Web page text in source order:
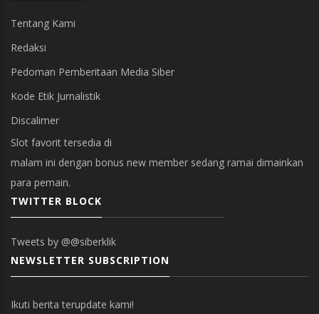
Tentang Kami
Redaksi
Pedoman Pemberitaan Media Siber
Kode Etik Jurnalistik
Discalimer
Slot favorit tersedia di
malam ini dengan bonus new member sedang ramai dimainkan
para pemain.
TWITTER BLOCK
Tweets by @@siberklik
NEWSLETTER SUBSCRIPTION
Ikuti berita terupdate kami!